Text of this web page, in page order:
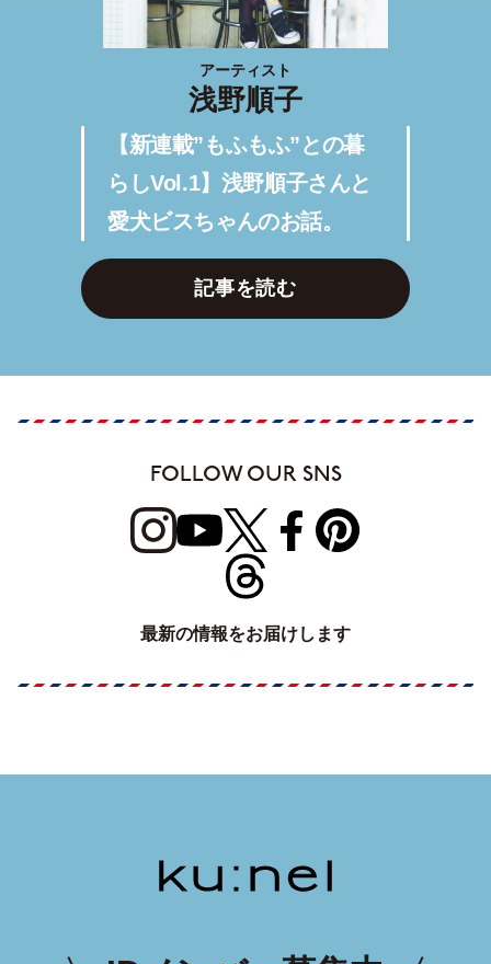
アーティスト
浅野順子
【新連載”もふもふ”との暮
らしVol.1】浅野順子さんと
愛犬ビスちゃんのお話。
記事を読む
FOLLOW OUR SNS
最新の情報をお届けします